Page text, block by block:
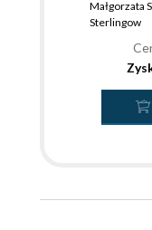
Małgorzata
Sterlingow